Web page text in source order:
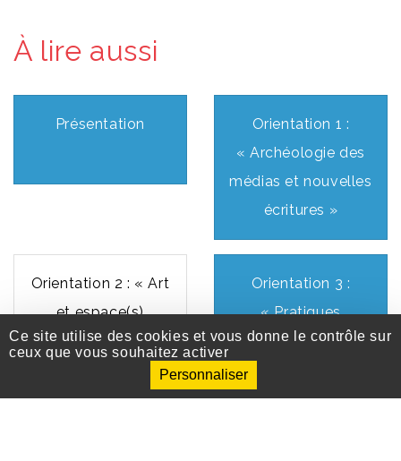
Ce site utilise des cookies et vous donne le contrôle sur
ceux que vous souhaitez activer
Personnaliser
À lire aussi
Présentation
Orientation 1 :
« Archéologie des
médias et nouvelles
écritures »
Orientation 2 : « Art
et espace(s)
public(s) »
Orientation 3 :
« Pratiques
écosophiques »